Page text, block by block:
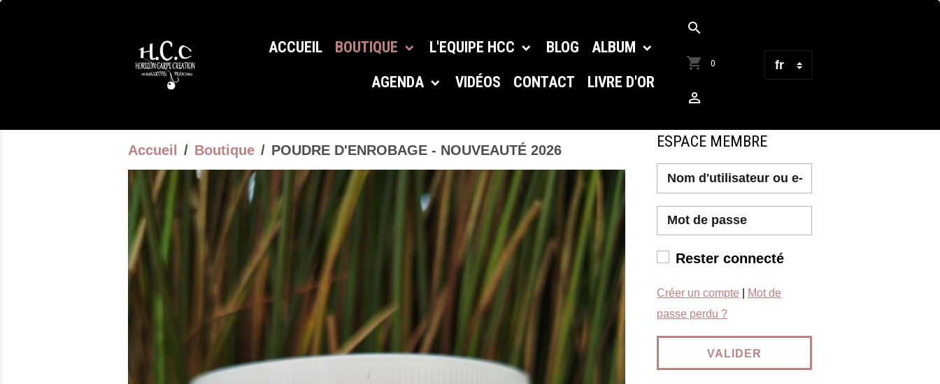
ACCUEIL BOUTIQUE L'EQUIPE HCC BLOG
ALBUM
AGENDA
VIDÉOS CONTACT LIVRE D'OR
0
Accueil Boutique POUDRE D'ENROBAGE - NOUVEAUTÉ 2026 ESPACE MEMBRE
Rester connecté
Créer un compte
Mot de
passe perdu ?
VALIDER